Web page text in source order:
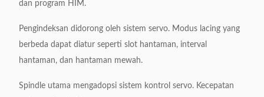
Sumber Daya listrik 380v / 50 / 60Hz 3,5kw
dan program HIM.
Pengindeksan didorong oleh sistem servo. Modus lacing yang
berbeda dapat diatur seperti slot hantaman, interval
hantaman, dan hantaman mewah.
Spindle utama mengadopsi sistem kontrol servo. Kecepatan